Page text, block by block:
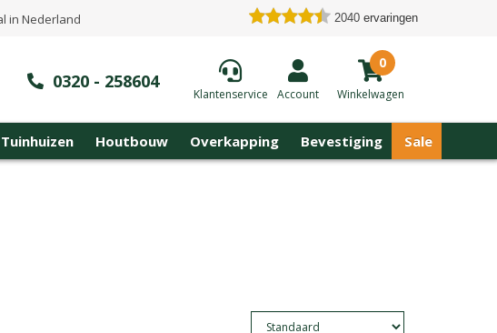
in Nederland 2040 ervaringen
0320 - 258604
Klantenservice Account
0
Winkelwagen
Tuinhuizen Houtbouw Overkapping Bevestiging Sale